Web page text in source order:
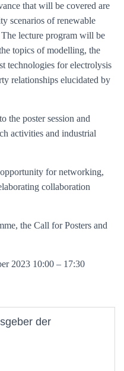
that will be covered are
scenarios of renewable
lecture program will be
topics of modelling, the
technologies for electrolysis
relationships elucidated by
the poster session and
activities and industrial
for networking,
collaboration
the Call for Posters and
2023 10:00 – 17:30
der